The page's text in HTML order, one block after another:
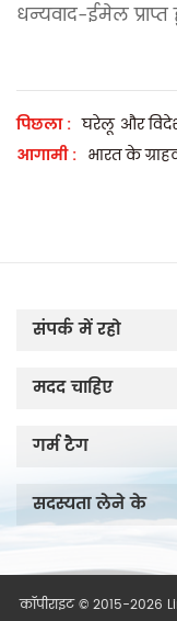
धन्यवाद-ईमेल
पिछला : घरेलू और
आगामी : भारत के
संपर्क में रहो
मदद चाहिए
गर्म टैग
सदस्यता लेने के
कॉपीराइट © 2015-2026